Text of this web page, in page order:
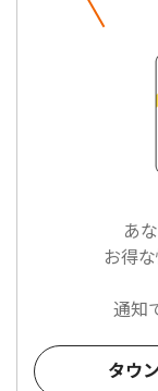
あ
お得
通知
タウ